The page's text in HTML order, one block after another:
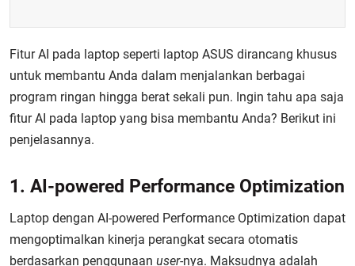
Fitur AI pada laptop seperti laptop ASUS dirancang khusus
untuk membantu Anda dalam menjalankan berbagai
program ringan hingga berat sekali pun. Ingin tahu apa saja
fitur AI pada laptop yang bisa membantu Anda? Berikut ini
penjelasannya.
1. AI-powered Performance Optimization
Laptop dengan AI-powered Performance Optimization dapat
mengoptimalkan kinerja perangkat secara otomatis
berdasarkan penggunaan user-nya. Maksudnya adalah